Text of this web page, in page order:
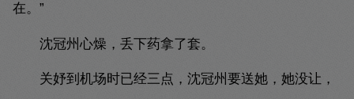
在。”
沈冠州心燥，丢下药拿了套。
关妤到机场时已经三点，沈冠州要送她，她没让，